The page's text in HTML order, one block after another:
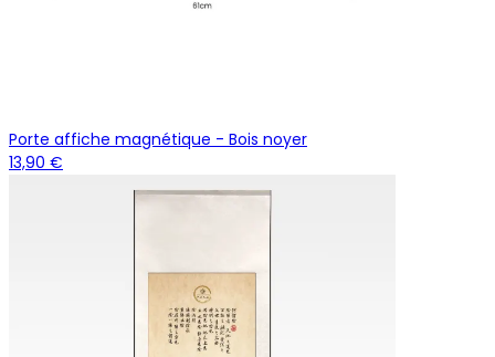
Porte affiche magnétique - Bois noyer
13,90 €